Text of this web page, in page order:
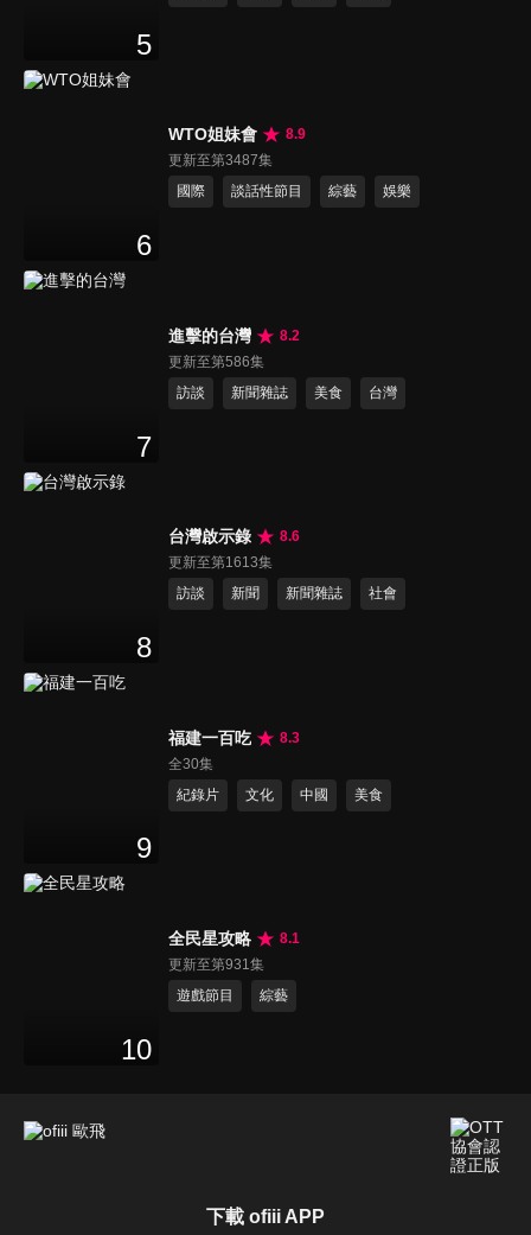
5
6
WTO姐妹會
8.9
更新至第3487集
國際
談話性節目 綜藝 娛樂
7
進擊的台灣
8.2
更新至第586集
訪談
新聞雜誌 美食 台灣
8
台灣啟示錄
8.6
更新至第1613集
訪談
新聞 新聞雜誌 社會
9
福建一百吃
8.3
全30集
紀錄片
文化 中國 美食
10
全民星攻略
8.1
更新至第931集
遊戲節目
綜藝
下載 ofiii APP